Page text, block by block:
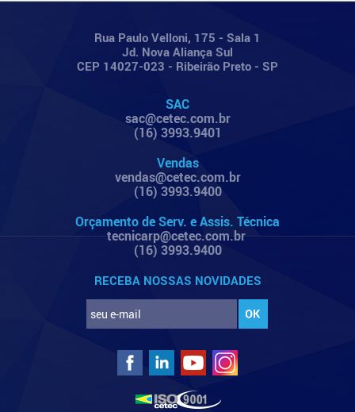
Rua Paulo Velloni, 175 - Sala 1
Jd. Nova Aliança Sul
CEP 14027-023 - Ribeirão Preto - SP
SAC
sac@cetec.com.br
(16) 3993.9401
Vendas
vendas@cetec.com.br
(16) 3993.9400
Orçamento de Serv. e Assis. Técnica
tecnicarp@cetec.com.br
(16) 3993.9400
RECEBA NOSSAS NOVIDADES